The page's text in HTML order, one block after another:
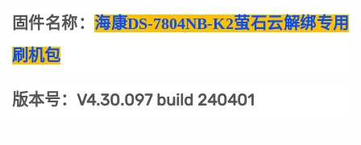
固件名称：海康DS-7804NB-K2萤石云解绑专用
刷机包
版本号：V4.30.097 build 240401